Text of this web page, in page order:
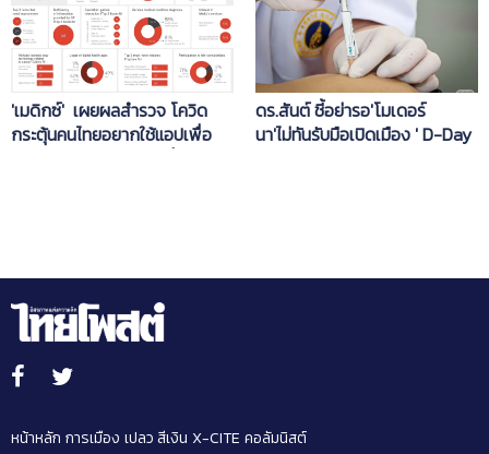
'เมดิกซ์' เผยผลสำรวจ โควิด
กระตุ้นคนไทยอยากใช้แอปเพื่อ
ดร.สันต์ ชี้อย่ารอ'โมเดอร์
นา'ไม่ทันรับมือเปิดเมือง ' D-Day
หน้าหลัก การเมือง เปลว สีเงิน X-CITE คอลัมนิสต์